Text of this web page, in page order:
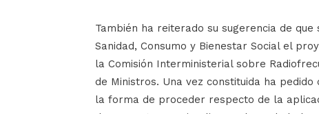
También ha reiterado su sugerencia de
Sanidad, Consumo y Bienestar Social el
la Comisión Interministerial sobre
de Ministros. Una vez constituida ha
la forma de proceder respecto de la